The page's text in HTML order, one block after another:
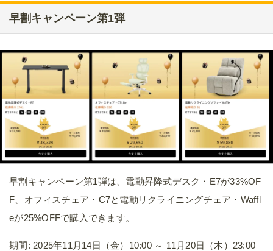
早割キャンペーン第1弾
早割キャンペーン第1弾は、電動昇降式デスク・E7が33%OF
F、オフィスチェア・C7と電動リクライニングチェア・Waffl
eが25%OFFで購入できます。
期間: 2025年11月14日（金）10:00 ～ 11月20日（木）23:00